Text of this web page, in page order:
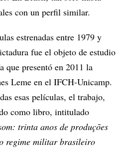
con un perfil similar.
estrenadas entre 1979 y
fue el objeto de estudio
que presentó en 2011 la
Leme en el IFCH-Unicamp.
esas películas, el trabajo,
como libro, intitulado
trinta anos de produções
regime militar brasileiro